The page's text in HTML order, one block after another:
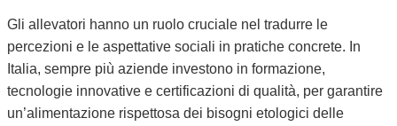
Gli allevatori hanno un ruolo cruciale nel tradurre le
percezioni e le aspettative sociali in pratiche concrete. In
Italia, sempre più aziende investono in formazione,
tecnologie innovative e certificazioni di qualità, per garantire
un’alimentazione rispettosa dei bisogni etologici delle